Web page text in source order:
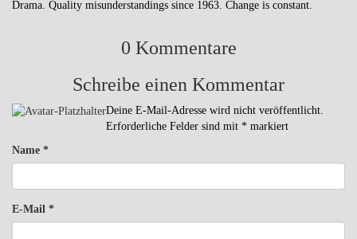
Drama. Quality misunderstandings since 1963. Change is constant.
0 Kommentare
Schreibe einen Kommentar
Deine E-Mail-Adresse wird nicht veröffentlicht.
Erforderliche Felder sind mit * markiert
Name *
E-Mail *